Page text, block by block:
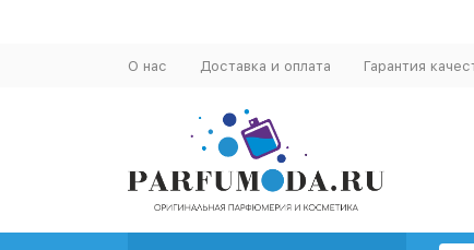
О нас Доставка и оплата Гарантия